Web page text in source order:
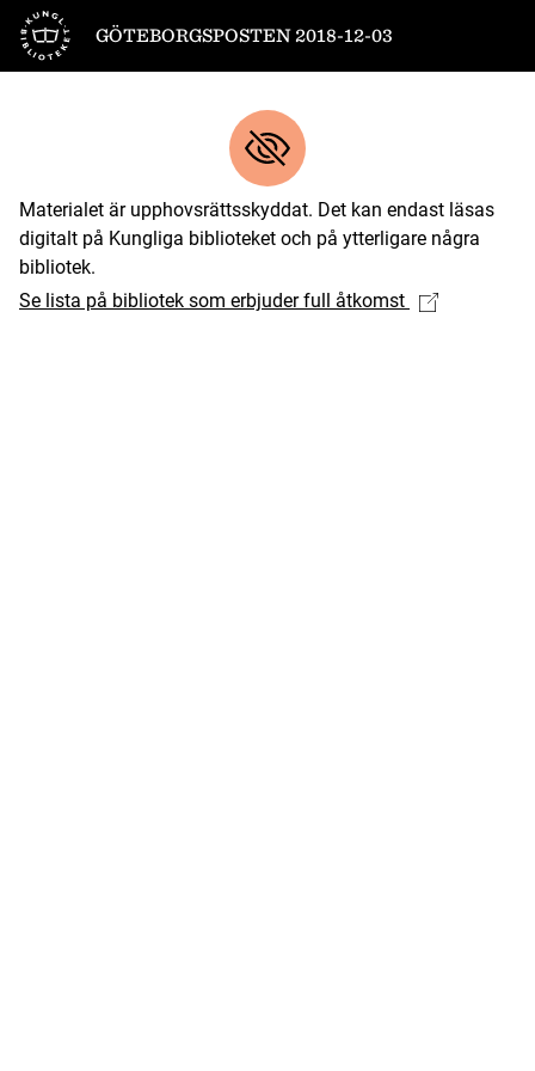
Till startsidan
GÖTEBORGSPOSTEN 2018-12-03
Materialet är upphovsrättsskyddat. Det kan endast läsas
digitalt på Kungliga biblioteket och på ytterligare några
bibliotek.
Se lista på bibliotek som erbjuder full åtkomst